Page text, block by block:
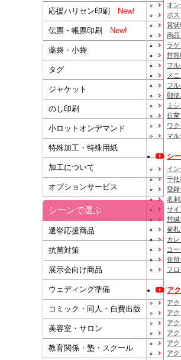
応援ハリセン印刷 New!
伝票・帳票印刷 New!
薬袋・小袋
タグ
ジャケット
のし印刷
小ロットオンデマンド
特殊加工・特殊用紙
加工について
オプションサービス
シーンで選ぶ
選挙応援商品
抗菌対策
展示会向け商品
ウェディング準備
コミック・同人・自費出版
美容室・サロン
教育関係・塾・スクール
オ
ポ
賞状
商品
ラ
封筒
フ
メ
フ
郵便
ミ
抗菌
ワ
マ
シ
イ
千社
登録
名刺
サイ
封緘
荷札
カ
コ
住所
フ
ア
ア
ア
ア
ア
ア
ア